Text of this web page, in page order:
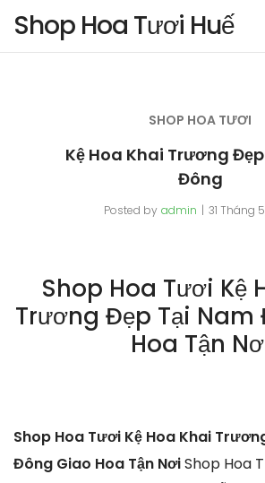
Shop Hoa Tươi Huế
SHOP HOA TƯƠI
Kệ Hoa Khai Trương
Đông
Posted by admin 31 Tháng
Shop Hoa Tươi Kệ
Trương Đẹp Tại
Hoa Tận
Shop Hoa Tươi Kệ Hoa Khai
Đông Giao Hoa Tận NơiShop Hoa